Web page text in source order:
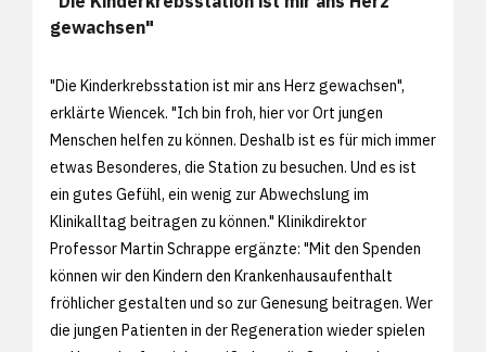
gewachsen"
"Die Kinderkrebsstation ist mir ans Herz gewachsen",
erklärte Wiencek. "Ich bin froh, hier vor Ort jungen
Menschen helfen zu können. Deshalb ist es für mich immer
etwas Besonderes, die Station zu besuchen. Und es ist
ein gutes Gefühl, ein wenig zur Abwechslung im
Klinikalltag beitragen zu können." Klinikdirektor
Professor Martin Schrappe ergänzte: "Mit den Spenden
können wir den Kindern den Krankenhausaufenthalt
fröhlicher gestalten und so zur Genesung beitragen. Wer
die jungen Patienten in der Regeneration wieder spielen